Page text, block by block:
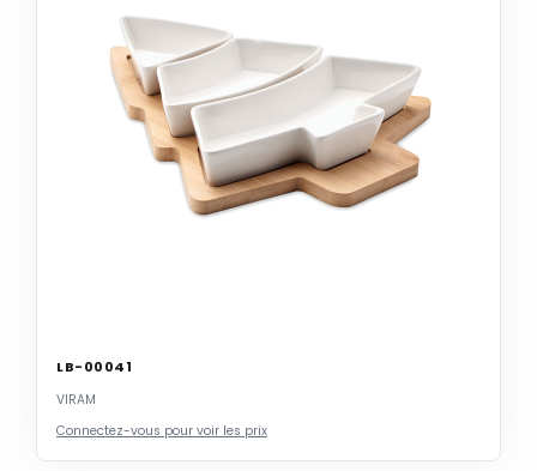
LB-00041
VIRAM
Connectez-vous pour voir les prix